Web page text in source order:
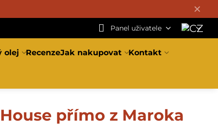
✕
Panel uživatele
olej RecenzeJak nakupovat Kontakt
přímo z Maroka